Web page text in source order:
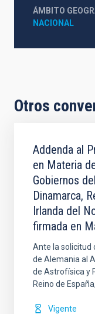
ÁMBITO
NACIONAL
Otros
Addenda al
en Materia
Gobiernos
Dinamarca,
Irlanda del
firmada en
Ante la solicitud
de Alemania al
de Astrofísica y
Reino de
Vigente